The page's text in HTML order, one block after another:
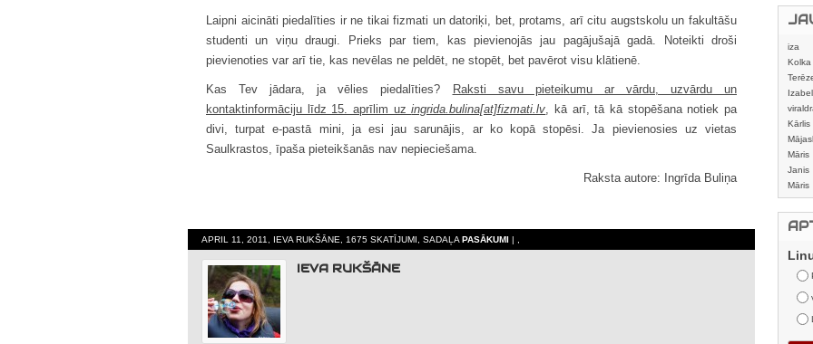
Laipni aicināti piedalīties ir ne tikai fizmati un datoriķi, bet, protams, arī citu augstskolu un fakultāšu
studenti un viņu draugi. Prieks par tiem, kas pievienojās jau pagājušajā gadā. Noteikti droši
pievienoties var arī tie, kas nevēlas ne peldēt, ne stopēt, bet pavērot visu klātienē.
Kas Tev jādara, ja vēlies piedalīties?
Raksti savu pieteikumu ar vārdu, uzvārdu un
kontaktinformāciju līdz 15. aprīlim uzingrida.bulina[at]fizmati.lv, kā arī, tā kā stopēšana notiek pa
divi, turpat e-pastā mini, ja esi jau sarunājis, ar ko kopā stopēsi. Ja pievienosies uz vietas
Saulkrastos, īpaša pieteikšanās nav nepieciešama.
Raksta autore: Ingrīda Buliņa
APRIL 11, 2011, IEVA RUKŠĀNE, 1675 SKATĪJUMI, SADAĻAPASĀKUMI | ,
IEVA RUKŠĀNE
iza
Kolka
Kārlis
Māris
Janis
Māris